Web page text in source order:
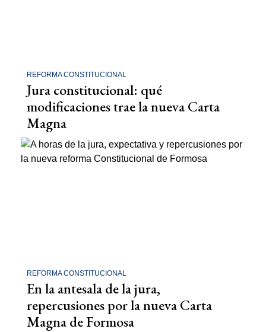
REFORMA CONSTITUCIONAL
Jura constitucional: qué
modificaciones trae la nueva Carta
Magna
REFORMA CONSTITUCIONAL
En la antesala de la jura,
repercusiones por la nueva Carta
Magna de Formosa